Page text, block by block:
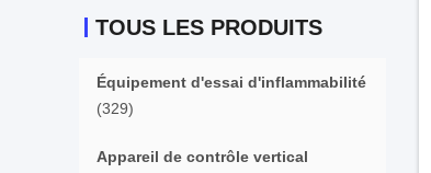
TOUS LES PRODUITS
Équipement d'essai d'inflammabilité
(329)
Appareil de contrôle vertical